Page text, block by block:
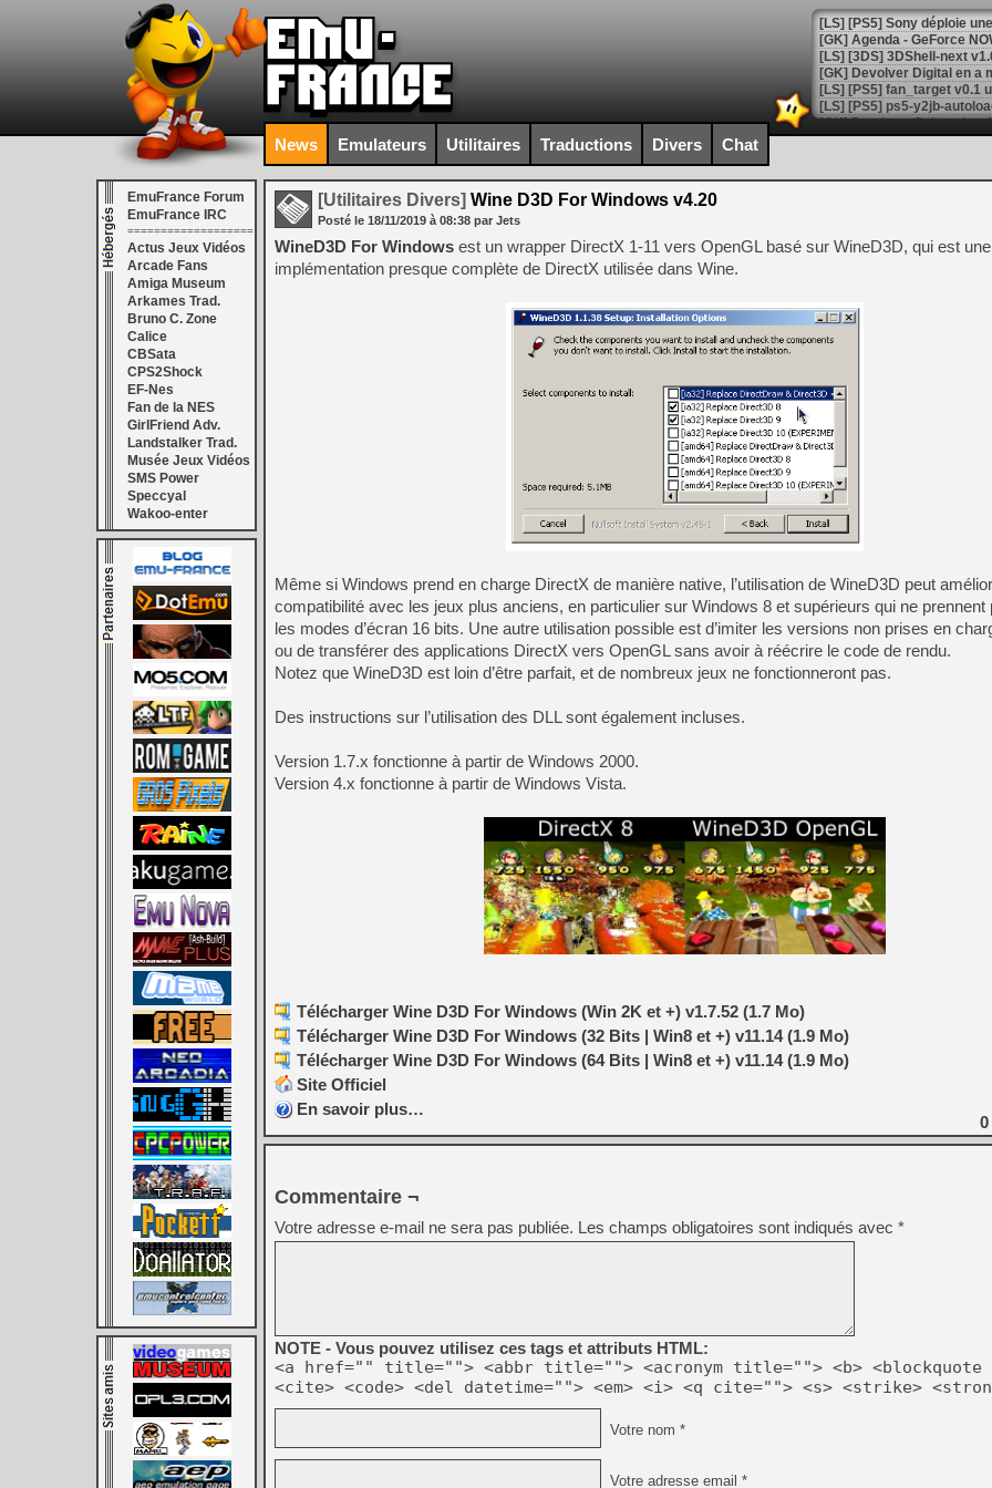
[GK] Agenda - GeForce
[GK] Devolver Digital en a
[LS] [PS5] ps5-y2jb-
[GK] Pourquoi Marvel
[GK] Test : Restory : Chill
[GK] GTA 6 : Rockstar
[GK] Hot Wheels Infinite
[GK] Mémoire cash -
[GK] Résultats Nintendo :
[GK] Déjà des
[Mo5] Brickboy cherche à
[GK] Minecraft et ses «
[GK] Beast of
[GK] Ubisoft : fin de partie
[GK] Mémoire cash -
[GK] Dan Houser (GTA)
[GK] Comment EA Sports
[GK] Crimson Moon : un
[GK] Isle of Reveries : le
[GK] Moonlighter 2 : The
[GK] Capcom relance
[Mo5] Deux inédits du
[GK] Le beat'em up The
[GK] Endless Legend 2 :
[LS] [PS5] Le WebKit
[GK] Oubliez Crazy Taxi,
[LS] [Switch] NSZ 5.0.0
[GK] No More Room in
News Emulateurs Utilitaires Traductions Divers Chat
EmuFrance Forum
EmuFrance IRC
===================
Actus Jeux Vidéos
Arcade Fans
Amiga Museum
Arkames Trad.
Bruno C. Zone
Calice
CBSata
CPS2Shock
EF-Nes
Fan de la NES
GirlFriend Adv.
Landstalker Trad.
Musée Jeux Vidéos
SMS Power
Speccyal
Wakoo-enter
[Utilitaires Divers] Wine D3D For Windows v4.20
Posté le 18/11/2019 à 08:38 par Jets
WineD3D For Windows est un wrapper DirectX 1-11 vers OpenGL basé sur WineD3D, qui est une
implémentation presque complète de DirectX utilisée dans Wine.
Même si Windows prend en charge DirectX de manière native, l’utilisation de WineD3D peut
compatibilité avec les jeux plus anciens, en particulier sur Windows 8 et supérieurs qui ne prennent
les modes d’écran 16 bits. Une autre utilisation possible est d’imiter les versions non prises en
ou de transférer des applications DirectX vers OpenGL sans avoir à réécrire le code de rendu.
Notez que WineD3D est loin d’être parfait, et de nombreux jeux ne fonctionneront pas.
Des instructions sur l’utilisation des DLL sont également incluses.
Version 1.7.x fonctionne à partir de Windows 2000.
Version 4.x fonctionne à partir de Windows Vista.
Télécharger Wine D3D For Windows (Win 2K et +) v1.7.52 (1.7 Mo)
Télécharger Wine D3D For Windows (32 Bits | Win8 et +) v11.14 (1.9 Mo)
Télécharger Wine D3D For Windows (64 Bits | Win8 et +) v11.14 (1.9 Mo)
Site Officiel
En savoir plus…
0
Commentaire ¬
Votre adresse e-mail ne sera pas publiée. Les champs obligatoires sont indiqués avec *
NOTE - Vous pouvez utilisez ces tags et attributs HTML:
<a href="" title=""> <abbr title=""> <acronym title=""> <b> <blockquote
<cite> <code> <del datetime=""> <em> <i> <q cite=""> <s> <strike>
Votre nom *
Votre adresse email *